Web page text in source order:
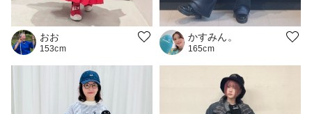
おお
153cm
かすみん。
165cm